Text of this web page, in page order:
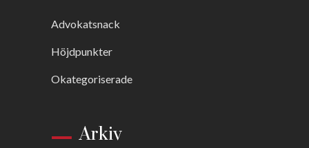
Advokatsnack
Höjdpunkter
Okategoriserade
Arkiv